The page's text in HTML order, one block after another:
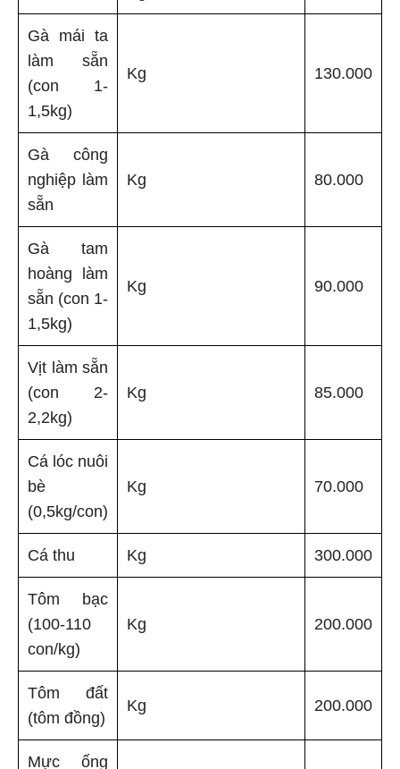
Gà mái ta
làm sẵn
(con 1-
1,5kg)
Kg 130.000
Gà công
nghiệp làm
sẵn
Kg 80.000
Gà tam
hoàng làm
sẵn (con 1-
1,5kg)
Kg 90.000
Vịt làm sẵn
(con 2-
2,2kg)
Kg 85.000
Cá lóc nuôi
bè
(0,5kg/con)
Kg 70.000
Cá thu Kg 300.000
Tôm bạc
(100-110
con/kg)
Kg 200.000
Tôm đất
(tôm đồng)
Kg 200.000
Mực ống